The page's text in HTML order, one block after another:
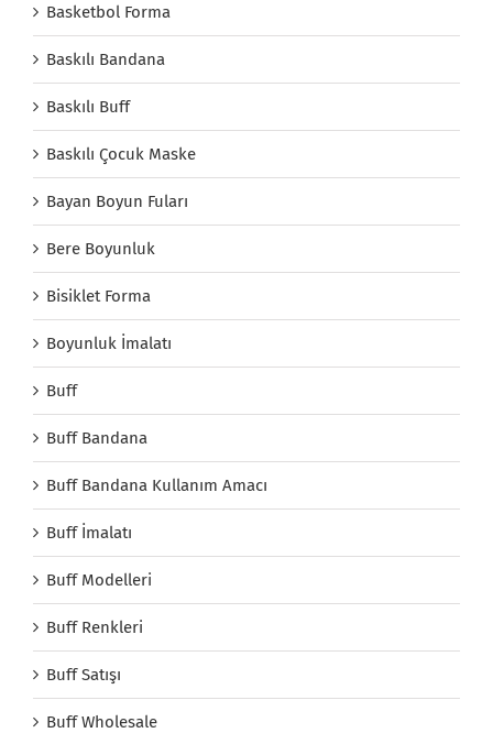
Basketbol Forma
Baskılı Bandana
Baskılı Buff
Baskılı Çocuk Maske
Bayan Boyun Fuları
Bere Boyunluk
Bisiklet Forma
Boyunluk İmalatı
Buff
Buff Bandana
Buff Bandana Kullanım Amacı
Buff İmalatı
Buff Modelleri
Buff Renkleri
Buff Satışı
Buff Wholesale